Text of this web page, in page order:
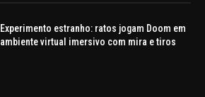
Experimento estranho: ratos jogam Doom em
ambiente virtual imersivo com mira e tiros